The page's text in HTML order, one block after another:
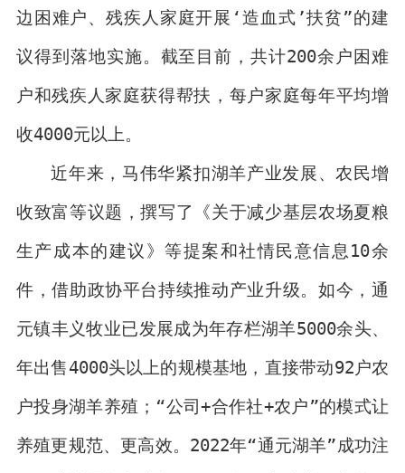
边困难户、残疾人家庭开展‘造血式’扶贫”的建
议得到落地实施。截至目前，共计200余户困难
户和残疾人家庭获得帮扶，每户家庭每年平均增
收4000元以上。
近年来，马伟华紧扣湖羊产业发展、农民增
收致富等议题，撰写了《关于减少基层农场夏粮
生产成本的建议》等提案和社情民意信息10余
件，借助政协平台持续推动产业升级。如今，通
元镇丰义牧业已发展成为年存栏湖羊5000余头、
年出售4000头以上的规模基地，直接带动92户农
户投身湖羊养殖；“公司+合作社+农户”的模式让
养殖更规范、更高效。2022年“通元湖羊”成功注